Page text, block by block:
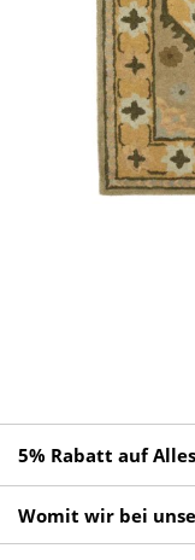
5% Rabatt auf
Womit wir bei